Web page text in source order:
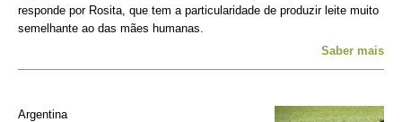
responde por Rosita, que tem a particularidade de produzir leite muito
semelhante ao das mães humanas.
Saber mais
Argentina